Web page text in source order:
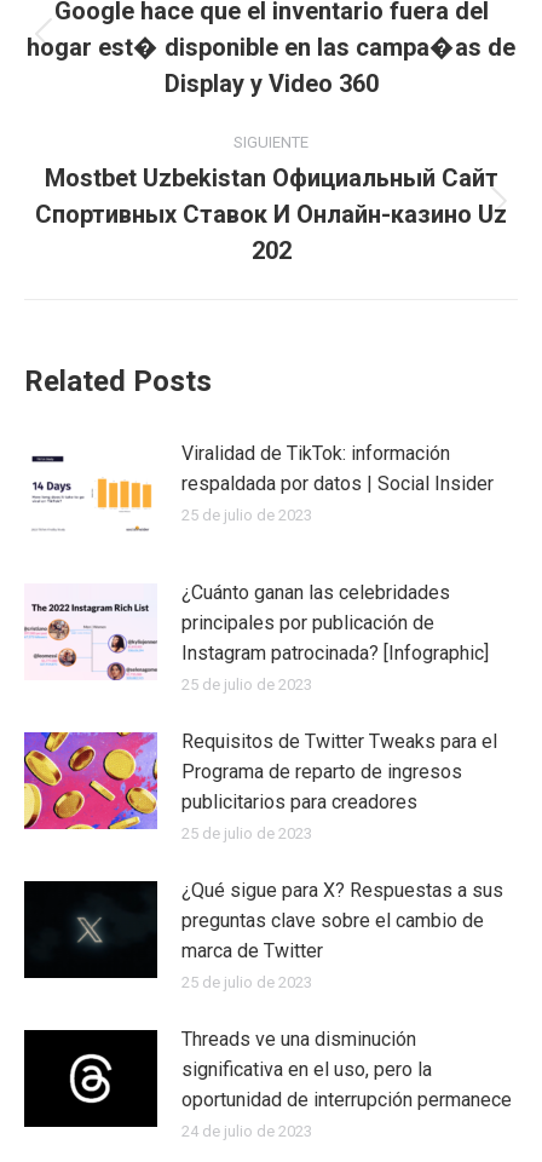
entre
publicacionesPublicación
anterior:
Google hace que el inventario fuera del
hogar est� disponible en las campa�as de
Display y Video 360
SIGUIENTE
Publicación
siguiente:
Mostbet Uzbekistan Официальный Сайт
Спортивных Ставок И Онлайн-казино Uz
202
Related Posts
Viralidad de TikTok: información
respaldada por datos | Social Insider
25 de julio de 2023
¿Cuánto ganan las celebridades
principales por publicación de
Instagram patrocinada? [Infographic]
25 de julio de 2023
Requisitos de Twitter Tweaks para el
Programa de reparto de ingresos
publicitarios para creadores
25 de julio de 2023
¿Qué sigue para X? Respuestas a sus
preguntas clave sobre el cambio de
marca de Twitter
25 de julio de 2023
Threads ve una disminución
significativa en el uso, pero la
oportunidad de interrupción permanece
24 de julio de 2023